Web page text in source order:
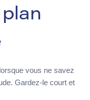
vous ne savez
Gardez-le court et